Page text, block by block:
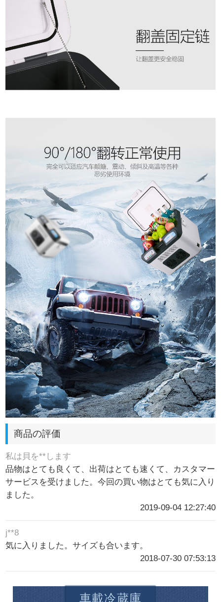
商品の評価
私は貝を**します
品物はとても良くて、出荷はとても速くて、カスタマー
サービスを受けました。今回の買い物はとても気に入り
ました。
2019-09-04 12:27:40
j**8
気に入りました。サイズも合います。
2018-07-30 07:53:13
車載冷蔵庫